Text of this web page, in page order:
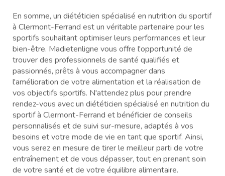
En somme, un diététicien spécialisé en nutrition du sportif
à Clermont-Ferrand est un véritable partenaire pour les
sportifs souhaitant optimiser leurs performances et leur
bien-être. Madietenligne vous offre l'opportunité de
trouver des professionnels de santé qualifiés et
passionnés, prêts à vous accompagner dans
l'amélioration de votre alimentation et la réalisation de
vos objectifs sportifs. N'attendez plus pour prendre
rendez-vous avec un diététicien spécialisé en nutrition du
sportif à Clermont-Ferrand et bénéficier de conseils
personnalisés et de suivi sur-mesure, adaptés à vos
besoins et votre mode de vie en tant que sportif. Ainsi,
vous serez en mesure de tirer le meilleur parti de votre
entraînement et de vous dépasser, tout en prenant soin
de votre santé et de votre équilibre alimentaire.